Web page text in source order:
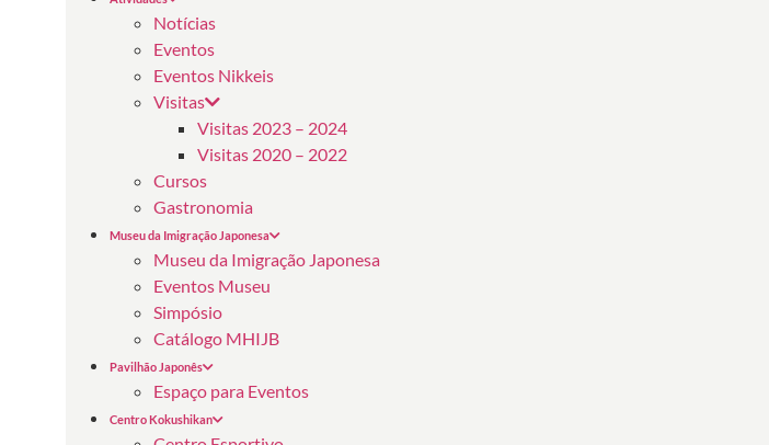
Notícias
Eventos
Eventos Nikkeis
Visitas
Visitas 2023 – 2024
Visitas 2020 – 2022
Cursos
Gastronomia
Museu da Imigração Japonesa
Museu da Imigração Japonesa
Eventos Museu
Simpósio
Catálogo MHIJB
Pavilhão Japonês
Espaço para Eventos
Centro Kokushikan